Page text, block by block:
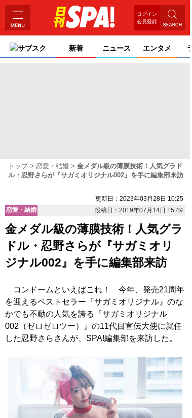
ログイン
会員登録
サブスク 新着 ニュース エンタメ
トップ 恋愛・結婚
金メダル級の薄膜技術！人気グラド
ル・忍野さらが『サガミオリジナル002』を手に編集部来訪
更新日：2023年03月28日 10:25
恋愛・結婚
投稿日：2019年07月14日 15:49
金メダル級の薄膜技術！人気グラ
ドル・忍野さらが『サガミオリ
ジナル002』を手に編集部来訪
コンドームといえばこれ！ 今年、発売21周年
を迎えるベストセラー『サガミオリジナル』のな
かでも不動の人気を誇る『サガミオリジナル
002（ゼロゼロツー）』の11代目宣伝大使に就任
した忍野さらさんが、SPA!編集部を来訪した。